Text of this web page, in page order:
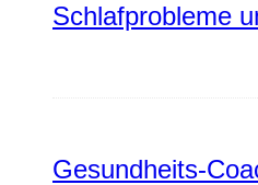
Schlafprobleme
Gesundheits-